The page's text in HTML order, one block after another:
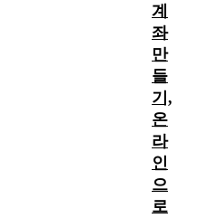
계
좌
만
들
기,
온
라
인
으
로